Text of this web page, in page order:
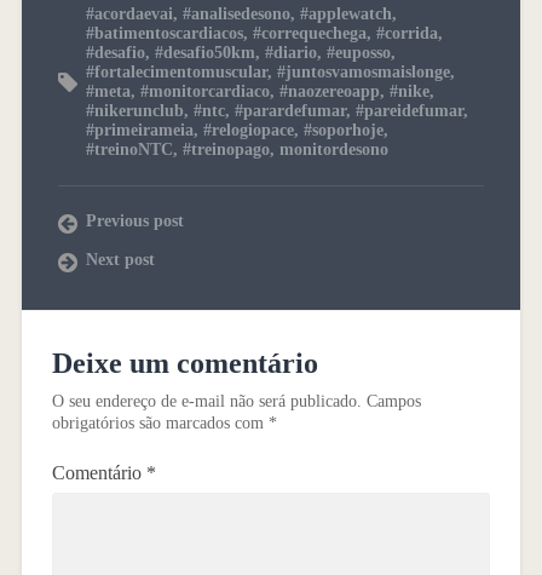
#acordaevai, #analisedesono, #applewatch,
#batimentoscardiacos, #correquechega, #corrida,
#desafio, #desafio50km, #diario, #euposso,
#fortalecimentomuscular, #juntosvamosmaislonge,
#meta, #monitorcardiaco, #naozereoapp, #nike,
#nikerunclub, #ntc, #parardefumar, #pareidefumar,
#primeirameia, #relogiopace, #soporhoje,
#treinoNTC, #treinopago, monitordesono
Previous post
Next post
Deixe um comentário
O seu endereço de e-mail não será publicado. Campos
obrigatórios são marcados com *
Comentário *